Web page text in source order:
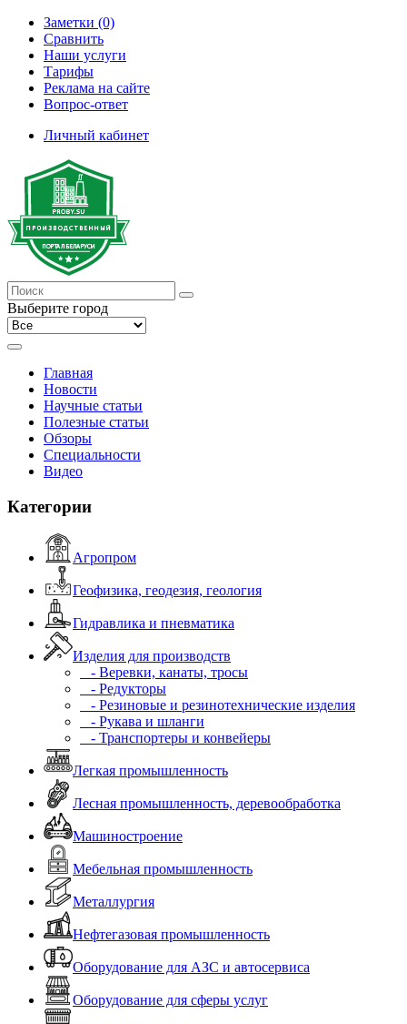
Заметки (0)
Сравнить
Наши услуги
Тарифы
Реклама на сайте
Вопрос-ответ
Личный кабинет
Выберите город
Главная
Новости
Научные статьи
Полезные статьи
Обзоры
Специальности
Видео
Категории
Агропром
Геофизика, геодезия, геология
Гидравлика и пневматика
Изделия для производств
- Веревки, канаты, тросы
- Редукторы
- Резиновые и резинотехнические изделия
- Рукава и шланги
- Транспортеры и конвейеры
Легкая промышленность
Лесная промышленность, деревообработка
Машиностроение
Мебельная промышленность
Металлургия
Нефтегазовая промышленность
Оборудование для АЗС и автосервиса
Оборудование для сферы услуг